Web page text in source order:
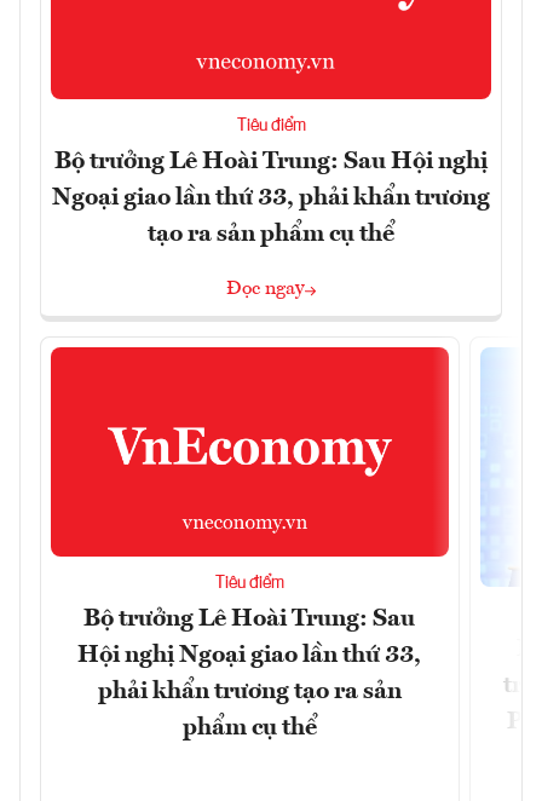
Tiêu điểm
Bộ trưởng Lê Hoài Trung: Sau Hội nghị
Ngoại giao lần thứ 33, phải khẩn trương
tạo ra sản phẩm cụ thể
Đọc ngay
Tiêu điểm
Bộ trưởng Lê Hoài Trung: Sau
Hội nghị Ngoại giao lần thứ 33,
phải khẩn trương tạo ra sản
phẩm cụ thể